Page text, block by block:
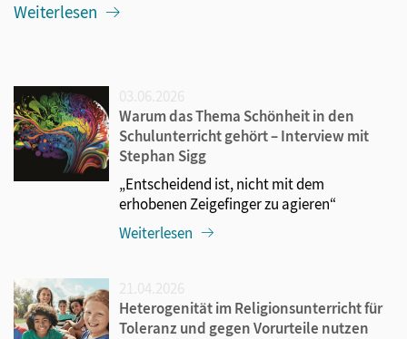
Weiterlesen
Warum das Thema Schönheit in den
Schulunterricht gehört – Interview mit
Stephan Sigg
„Entscheidend ist, nicht mit dem
erhobenen Zeigefinger zu agieren“
Weiterlesen
Heterogenität im Religionsunterricht für
Toleranz und gegen Vorurteile nutzen